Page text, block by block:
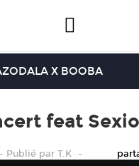
DALA X BOOBA
feat
Publié par T.K